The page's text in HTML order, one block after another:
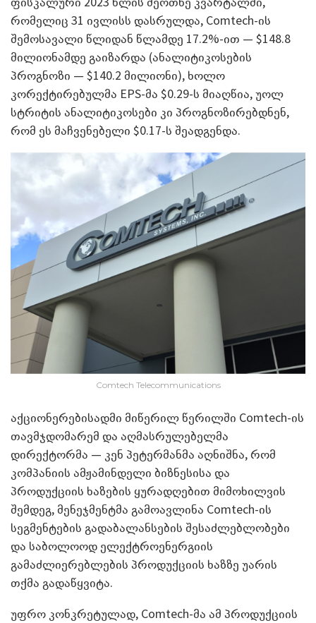
რომელიც 31 ივლისს დასრულდა, Comtech-ის
შემოსავალი წლიდან წლამდე 17.2%-ით — $148.8
მილიონამდე გაიზარდა (ანალიტიკოსების
პროგნოზი — $140.2 მილიონი), ხოლო
კორექტირებულმა EPS-მა $0.29-ს მიაღწია, უოლ
სტრიტის ანალიტიკოსები კი პროგნოზირებდნენ,
რომ ეს მაჩვენებელი $0.17-ს შეადგენდა.
Comtech Telecommunications
აქციონერებისადმი მიწერილ წერილში Comtech-ის
თავმჯდომარემ და აღმასრულებელმა
დირექტორმა — კენ პეტერმანმა აღნიშნა, რომ
კომპანიის ამჟამინდელი ბიზნესისა და
პროდუქციის ხაზების ყურადღებით მიმოხილვის
შემდეგ, მენეჯმენტმა გამოავლინა Comtech-ის
სეგმენტების გადაბალანსების შესაძლებლობები
და საბოლოოდ ელექტროენერგიის
გამაძლიერებლების პროდუქციის ხაზზე უარის
თქმა გადაწყვიტა.
უფრო კონკრეტულად, Comtech-მა ამ პროდუქციის